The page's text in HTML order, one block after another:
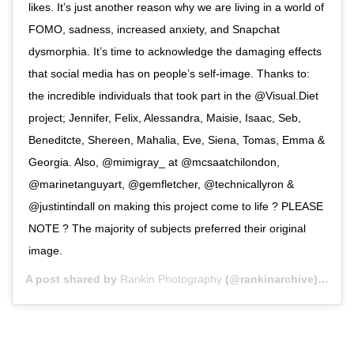
likes. It’s just another reason why we are living in a world of
FOMO, sadness, increased anxiety, and Snapchat
dysmorphia. It’s time to acknowledge the damaging effects
that social media has on people’s self-image. Thanks to:
the incredible individuals that took part in the @Visual.Diet
project; Jennifer, Felix, Alessandra, Maisie, Isaac, Seb,
Beneditcte, Shereen, Mahalia, Eve, Siena, Tomas, Emma &
Georgia. Also, @mimigray_ at @mcsaatchilondon,
@marinetanguyart, @gemfletcher, @technicallyron &
@justintindall on making this project come to life ? PLEASE
NOTE ? The majority of subjects preferred their original
image.
A post shared by Rankin Photography (@rankinarchive) on